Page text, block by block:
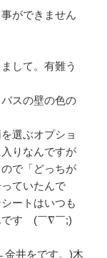
ができません
して。有難う
スの壁の色の
選ぶオプショ
りなんですが
で「どっちが
ていたんで
ートはいつも
ですゞ(￣∇￣;)
井をです。)木